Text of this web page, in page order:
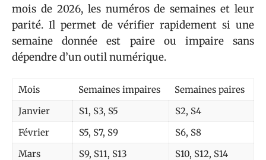
mois de 2026, les numéros de semaines et leur
parité. Il permet de vérifier rapidement si une
semaine donnée est paire ou impaire sans
dépendre d’un outil numérique.
Mois Semaines impaires
Semaines paires
Janvier
S1, S3, S5
S2, S4
Février
S5, S7, S9
S6, S8
Mars
S9, S11, S13
S10, S12, S14